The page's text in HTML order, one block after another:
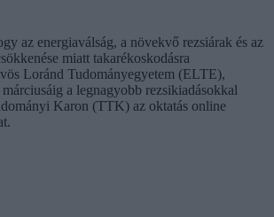
az energiaválság, a növekvő rezsiárak és az
miatt takarékoskodásra
Loránd Tudományegyetem (ELTE),
a legnagyobb rezsikiadásokkal
Karon (TTK) az oktatás online